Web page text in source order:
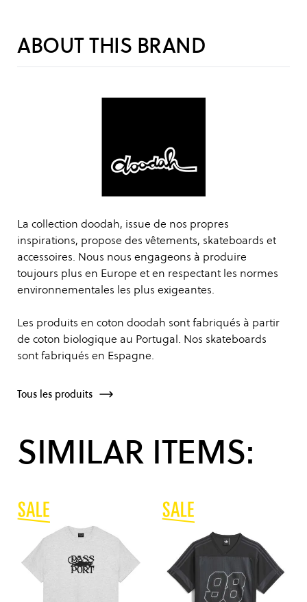
ABOUT THIS BRAND
La collection doodah, issue de nos propres
inspirations, propose des vêtements, skateboards et
accessoires. Nous nous engageons à produire
toujours plus en Europe et en respectant les normes
environnementales les plus exigeantes.
Les produits en coton doodah sont fabriqués à partir
de coton biologique au Portugal. Nos skateboards
sont fabriqués en Espagne.
Tous les produits
SIMILAR ITEMS: